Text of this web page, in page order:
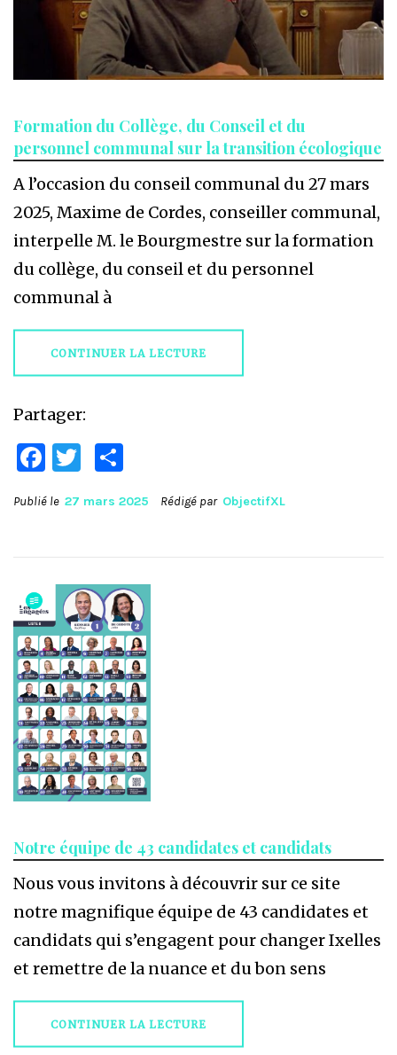
Formation du Collège, du Conseil et du
personnel communal sur la transition écologique
A l’occasion du conseil communal du 27 mars
2025, Maxime de Cordes, conseiller communal,
interpelle M. le Bourgmestre sur la formation
du collège, du conseil et du personnel
communal à
CONTINUER LA LECTURE
Partager:
Facebook
Twitter
Publié le 27 mars 2025 Rédigé par ObjectifXL
Notre équipe de 43 candidates et candidats
Nous vous invitons à découvrir sur ce site
notre magnifique équipe de 43 candidates et
candidats qui s’engagent pour changer Ixelles
et remettre de la nuance et du bon sens
CONTINUER LA LECTURE